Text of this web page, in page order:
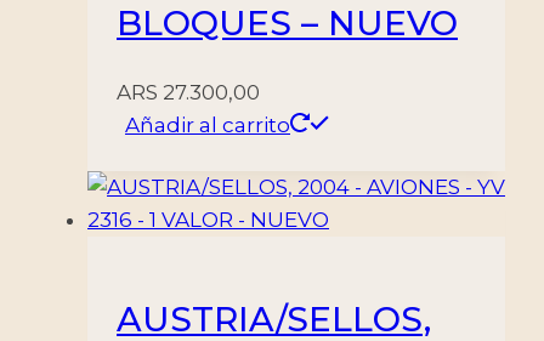
BLOQUES – NUEVO
ARS 27.300,00
Añadir al carrito
AUSTRIA/SELLOS,